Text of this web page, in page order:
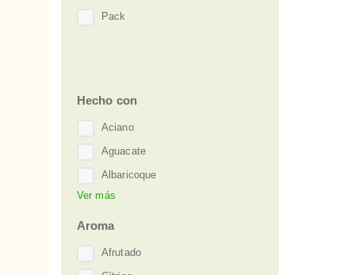
Pack
Hecho con
Aciano
Aguacate
Albaricoque
Algas Rojas
Almendra Dulce
Aloe Vera
Amapola
Ver más
Aroma
Afrutado